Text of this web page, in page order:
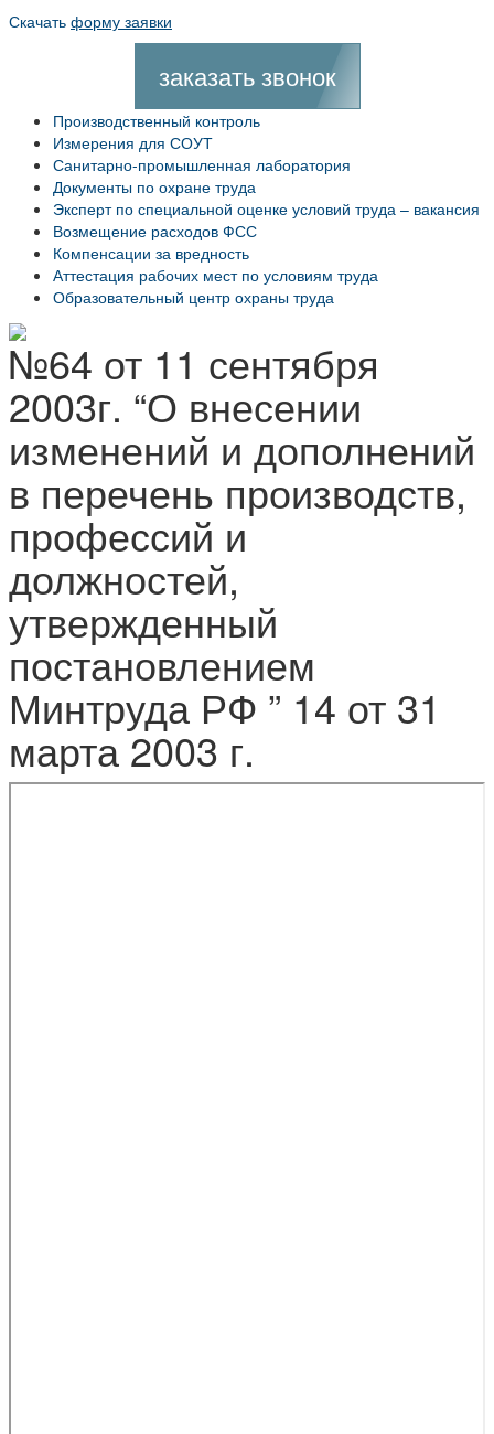
Скачать форму заявки
заказать звонок
Производственный контроль
Измерения для СОУТ
Санитарно-промышленная лаборатория
Документы по охране труда
Эксперт по специальной оценке условий труда – вакансия
Возмещение расходов ФСС
Компенсации за вредность
Аттестация рабочих мест по условиям труда
Образовательный центр охраны труда
№64 от 11 сентября
2003г. “О внесении
изменений и дополнений
в перечень производств,
профессий и
должностей,
утвержденный
постановлением
Минтруда РФ ” 14 от 31
марта 2003 г.